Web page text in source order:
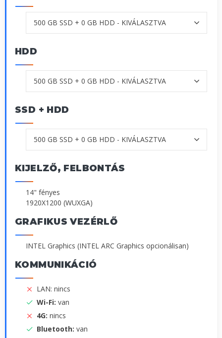
HDD
SSD + HDD
KIJELZŐ, FELBONTÁS
14" fényes
1920X1200 (WUXGA)
GRAFIKUS VEZÉRLŐ
INTEL Graphics (INTEL ARC Graphics opcionálisan)
KOMMUNIKÁCIÓ
LAN: nincs
Wi-Fi: van
4G: nincs
Bluetooth: van